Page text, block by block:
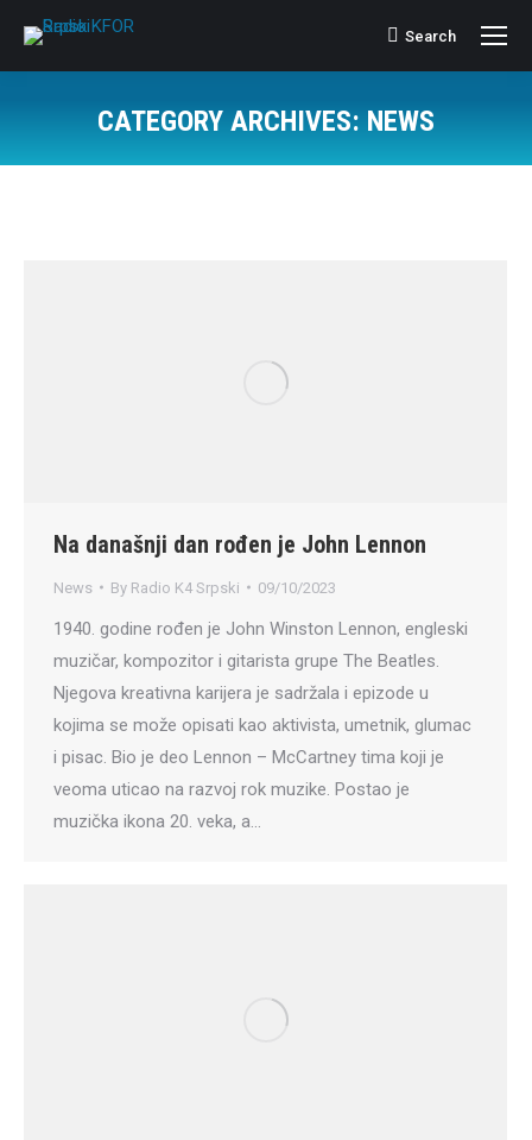
Search:
Search
CATEGORY ARCHIVES: NEWS
Na današnji dan rođen je John Lennon
News By Radio K4 Srpski 09/10/2023
1940. godine rođen je John Winston Lennon, engleski
muzičar, kompozitor i gitarista grupe The Beatles.
Njegova kreativna karijera je sadržala i epizode u
kojima se može opisati kao aktivista, umetnik, glumac
i pisac. Bio je deo Lennon – McCartney tima koji je
veoma uticao na razvoj rok muzike. Postao je
muzička ikona 20. veka, a…